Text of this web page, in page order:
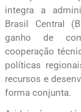
integra a
Brasil Central
ganho de
cooperação
políticas
recursos e
forma conjunta.